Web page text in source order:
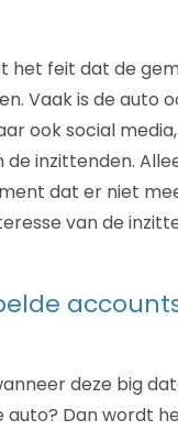
het feit dat de
Vaak is de auto
ook social
inzittenden.
dat er niet
van de
deze big
Dan wordt